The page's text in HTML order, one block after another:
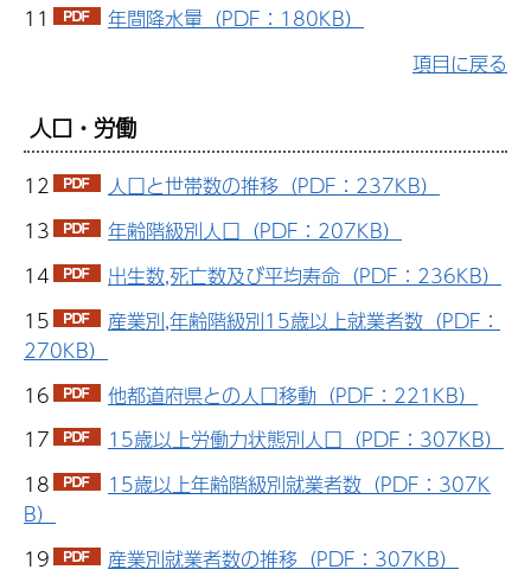
11
年間降水量（PDF：180KB）
項目に戻る
人口・労働
12
人口と世帯数の推移（PDF：237KB）
13
年齢階級別人口（PDF：207KB）
14
出生数,死亡数及び平均寿命（PDF：236KB）
15
産業別,年齢階級別15歳以上就業者数（PDF：
270KB）
16
他都道府県との人口移動（PDF：221KB）
17
15歳以上労働力状態別人口（PDF：307KB）
18
15歳以上年齢階級別就業者数（PDF：307K
B）
19
産業別就業者数の推移（PDF：307KB）